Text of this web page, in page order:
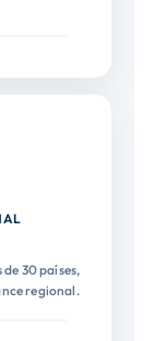
30 países,
regional.